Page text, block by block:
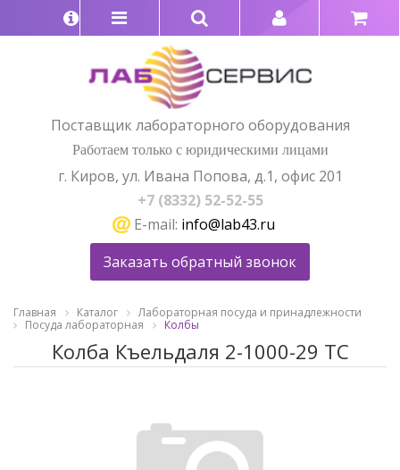
Поставщик лабораторного оборудования
Работаем только с юридическими лицами
г. Киров, ул. Ивана Попова, д.1, офис 201
+7 (8332) 52-52-55
E-mail: info@lab43.ru
Заказать обратный звонок
Главная Каталог
Лабораторная посуда и принадлежности
Посуда лабораторная
Колбы
Колба Къельдаля 2-1000-29 ТС